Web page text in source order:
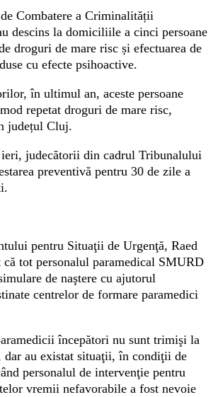
Combatere a Criminalității
descins la domiciliile a cinci persoane
droguri de mare risc și efectuarea de
cu efecte psihoactive.
în ultimul an, aceste persoane
repetat droguri de mare risc,
județul Cluj.
judecătorii din cadrul Tribunalului
preventivă pentru 30 de zile a
pentru Situaţii de Urgenţă, Raed
tot personalul paramedical SMURD
de naştere cu ajutorul
centrelor de formare paramedici
începători nu sunt trimişi la
dar au existat situaţii, în condiţii de
personalul de intervenţie pentru
vremii nefavorabile a fost nevoie